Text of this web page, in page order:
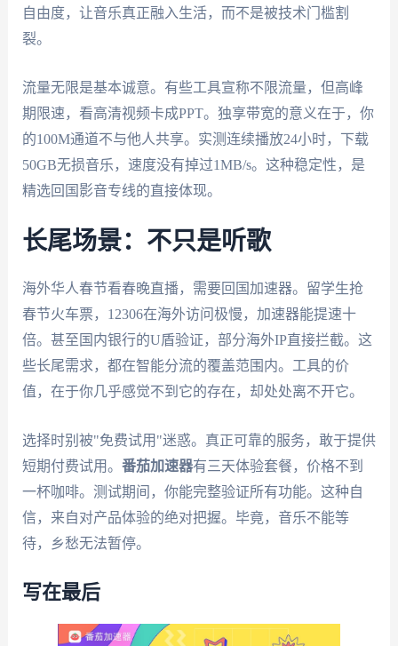
自由度，让音乐真正融入生活，而不是被技术门槛割
裂。
流量无限是基本诚意。有些工具宣称不限流量，但高峰
期限速，看高清视频卡成PPT。独享带宽的意义在于，你
的100M通道不与他人共享。实测连续播放24小时，下载
50GB无损音乐，速度没有掉过1MB/s。这种稳定性，是
精选回国影音专线的直接体现。
长尾场景：不只是听歌
海外华人春节看春晚直播，需要回国加速器。留学生抢
春节火车票，12306在海外访问极慢，加速器能提速十
倍。甚至国内银行的U盾验证，部分海外IP直接拦截。这
些长尾需求，都在智能分流的覆盖范围内。工具的价
值，在于你几乎感觉不到它的存在，却处处离不开它。
选择时别被"免费试用"迷惑。真正可靠的服务，敢于提供
短期付费试用。 番茄加速器有三天体验套餐，价格不到
一杯咖啡。测试期间，你能完整验证所有功能。这种自
信，来自对产品体验的绝对把握。毕竟，音乐不能等
待，乡愁无法暂停。
写在最后